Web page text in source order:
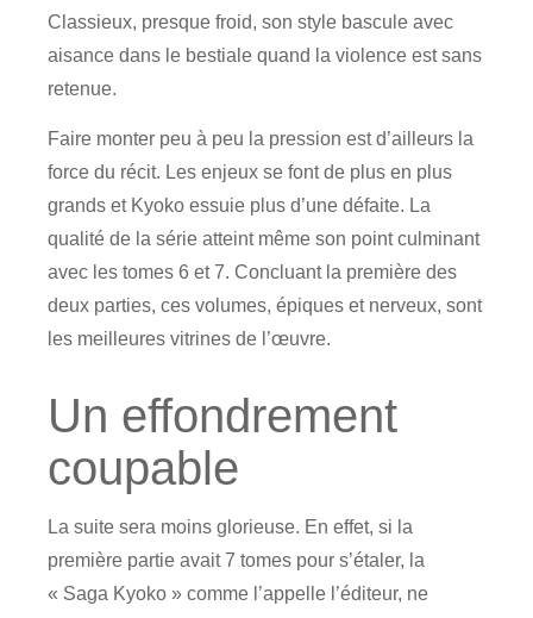
Classieux, presque froid, son style bascule avec
aisance dans le bestiale quand la violence est sans
retenue.
Faire monter peu à peu la pression est d’ailleurs la
force du récit. Les enjeux se font de plus en plus
grands et Kyoko essuie plus d’une défaite. La
qualité de la série atteint même son point culminant
avec les tomes 6 et 7. Concluant la première des
deux parties, ces volumes, épiques et nerveux, sont
les meilleures vitrines de l’œuvre.
Un effondrement
coupable
La suite sera moins glorieuse. En effet, si la
première partie avait 7 tomes pour s’étaler, la
« Saga Kyoko » comme l’appelle l’éditeur, ne